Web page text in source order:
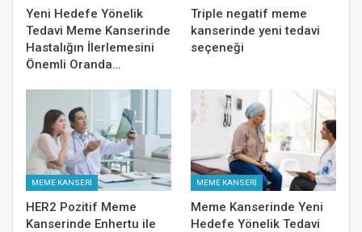
Yeni Hedefe Yönelik
Tedavi Meme Kanserinde
Hastalığın İlerlemesini
Önemli Oranda…
Triple negatif meme
kanserinde yeni tedavi
seçeneği
MEME KANSERİ
HER2 Pozitif Meme
Kanserinde Enhertu ile
MEME KANSERİ
Meme Kanserinde Yeni
Hedefe Yönelik Tedavi